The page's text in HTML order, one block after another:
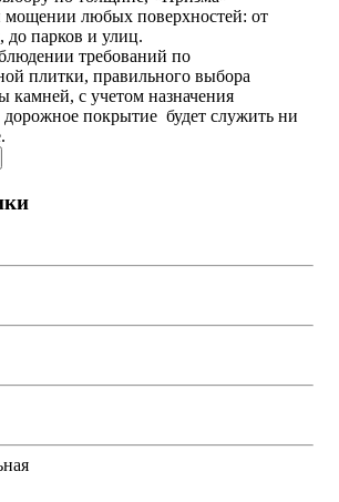
мощении любых поверхностей: от
до парков и улиц.
требований по
плитки, правильного выбора
с учетом назначения
покрытие будет служить ни